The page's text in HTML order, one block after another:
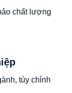
chất lượng
tùy chỉnh